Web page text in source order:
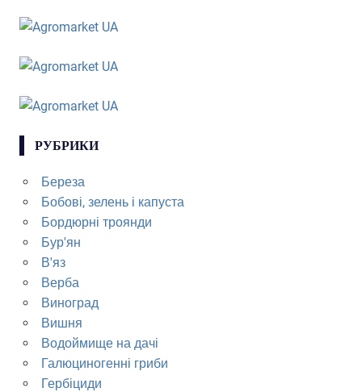
РУБРИКИ
Береза
Бобові, зелень і капуста
Бордюрні троянди
Бур'ян
В'яз
Верба
Виноград
Вишня
Водоймище на дачі
Галюциногенні гриби
Гербіциди